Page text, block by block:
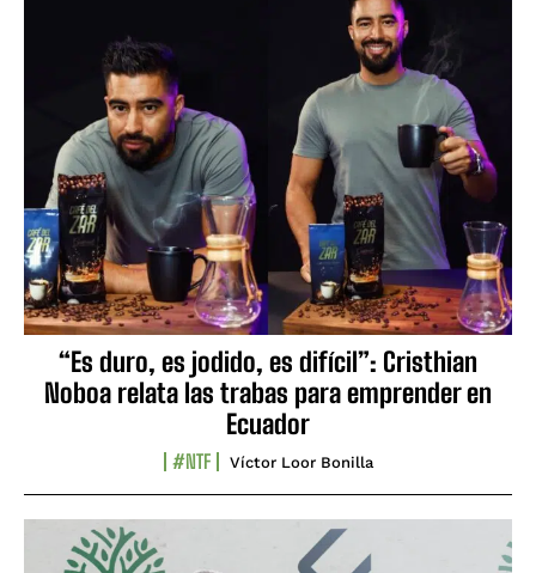
“Es duro, es jodido, es difícil”: Cristhian
Noboa relata las trabas para emprender en
Ecuador
#NTF Víctor Loor Bonilla